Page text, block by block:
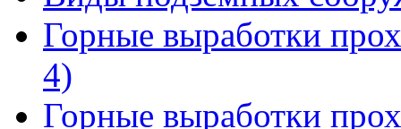
Горные выработки
4)
Горные выработки